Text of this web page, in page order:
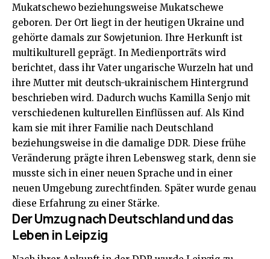
Mukatschewo beziehungsweise Mukatschewe
geboren. Der Ort liegt in der heutigen Ukraine und
gehörte damals zur Sowjetunion. Ihre Herkunft ist
multikulturell geprägt. In Medienporträts wird
berichtet, dass ihr Vater ungarische Wurzeln hat und
ihre Mutter mit deutsch-ukrainischem Hintergrund
beschrieben wird. Dadurch wuchs Kamilla Senjo mit
verschiedenen kulturellen Einflüssen auf. Als Kind
kam sie mit ihrer Familie nach Deutschland
beziehungsweise in die damalige DDR. Diese frühe
Veränderung prägte ihren Lebensweg stark, denn sie
musste sich in einer neuen Sprache und in einer
neuen Umgebung zurechtfinden. Später wurde genau
diese Erfahrung zu einer Stärke.
Der Umzug nach Deutschland und das
Leben in Leipzig